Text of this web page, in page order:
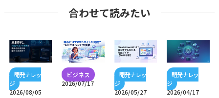
合わせて読みたい
2026/08/05
2026/07/17
2026/05/27 2026/04/17